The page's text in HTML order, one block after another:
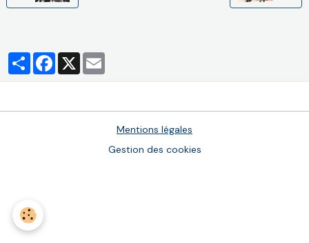
PartagerFacebook
X
Mentions légales
Gestion des cookies